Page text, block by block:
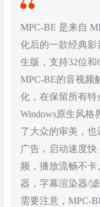
MPC-BE 是来自
化后的一款经典影
生版，支持32位和
MPC-BE的音视频
化，在保留所有
Windows原生风格
了大众的审美，
广告，启动速度
频，播放流畅不
器，字幕渲染器/
需要注意，MPC-